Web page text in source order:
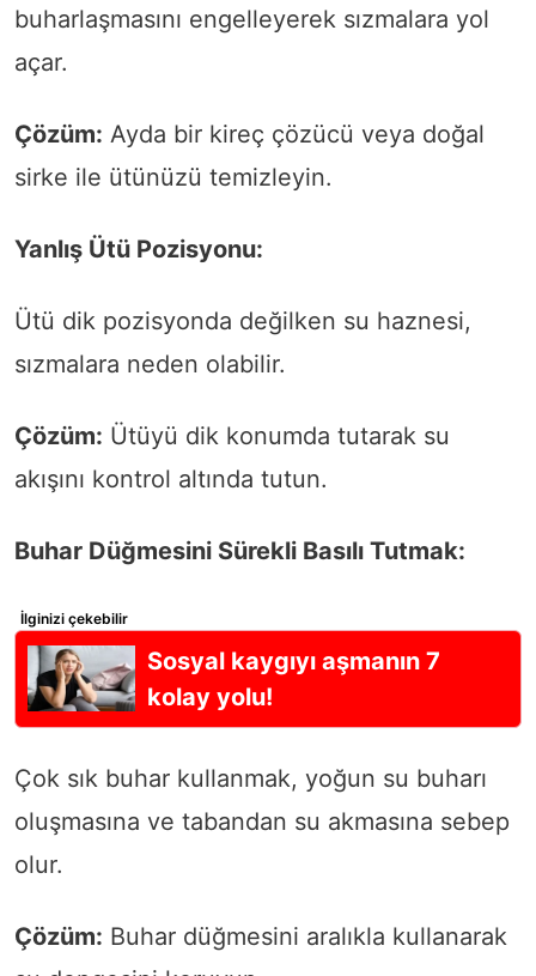
buharlaşmasını engelleyerek sızmalara yol
açar.
Çözüm: Ayda bir kireç çözücü veya doğal
sirke ile ütünüzü temizleyin.
Yanlış Ütü Pozisyonu:
Ütü dik pozisyonda değilken su haznesi,
sızmalara neden olabilir.
Çözüm: Ütüyü dik konumda tutarak su
akışını kontrol altında tutun.
Buhar Düğmesini Sürekli Basılı Tutmak:
İlginizi çekebilir
Sosyal kaygıyı aşmanın 7
kolay yolu!
Çok sık buhar kullanmak, yoğun su buharı
oluşmasına ve tabandan su akmasına sebep
olur.
Çözüm: Buhar düğmesini aralıkla kullanarak